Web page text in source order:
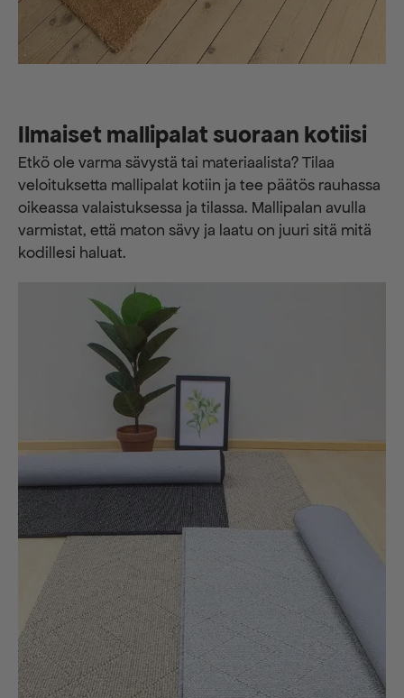
Ilmaiset mallipalat suoraan kotiisi
Etkö ole varma sävystä tai materiaalista? Tilaa
veloituksetta mallipalat kotiin ja tee päätös rauhassa
oikeassa valaistuksessa ja tilassa. Mallipalan avulla
varmistat, että maton sävy ja laatu on juuri sitä mitä
kodillesi haluat.